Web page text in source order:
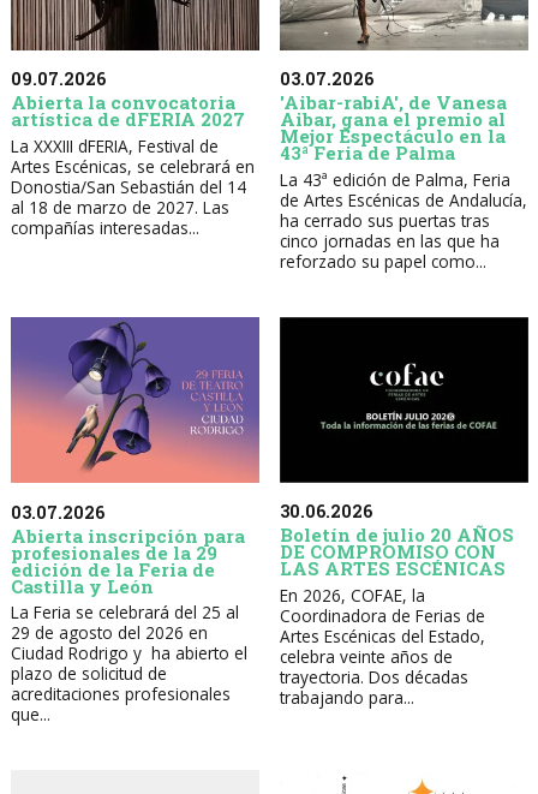
09.07.2026
Abierta la convocatoria
artística de dFERIA 2027
La XXXIII dFERIA, Festival de
Artes Escénicas, se celebrará en
Donostia/San Sebastián del 14
al 18 de marzo de 2027. Las
compañías interesadas...
03.07.2026
'Aibar-rabiA', de Vanesa
Aibar, gana el premio al
Mejor Espectáculo en la
43ª Feria de Palma
La 43ª edición de Palma, Feria
de Artes Escénicas de Andalucía,
ha cerrado sus puertas tras
cinco jornadas en las que ha
reforzado su papel como...
03.07.2026
Abierta inscripción para
profesionales de la 29
edición de la Feria de
Castilla y León
La Feria se celebrará del 25 al
29 de agosto del 2026 en
Ciudad Rodrigo y ha abierto el
plazo de solicitud de
acreditaciones profesionales
que...
30.06.2026
Boletín de julio 20 AÑOS
DE COMPROMISO CON
LAS ARTES ESCÉNICAS
En 2026, COFAE, la
Coordinadora de Ferias de
Artes Escénicas del Estado,
celebra veinte años de
trayectoria. Dos décadas
trabajando para...